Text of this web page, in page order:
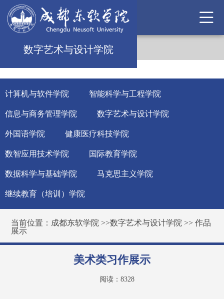
数字艺术与设计学院
计算机与软件学院 智能科学与工程学院
信息与商务管理学院 数字艺术与设计学院
外国语学院 健康医疗科技学院
数智应用技术学院 国际教育学院
数据科学与基础学院 马克思主义学院
继续教育（培训）学院
当前位置： 成都东软学院 >>数字艺术与设计学院 >>作品
展示
美术类习作展示
阅读： 8328